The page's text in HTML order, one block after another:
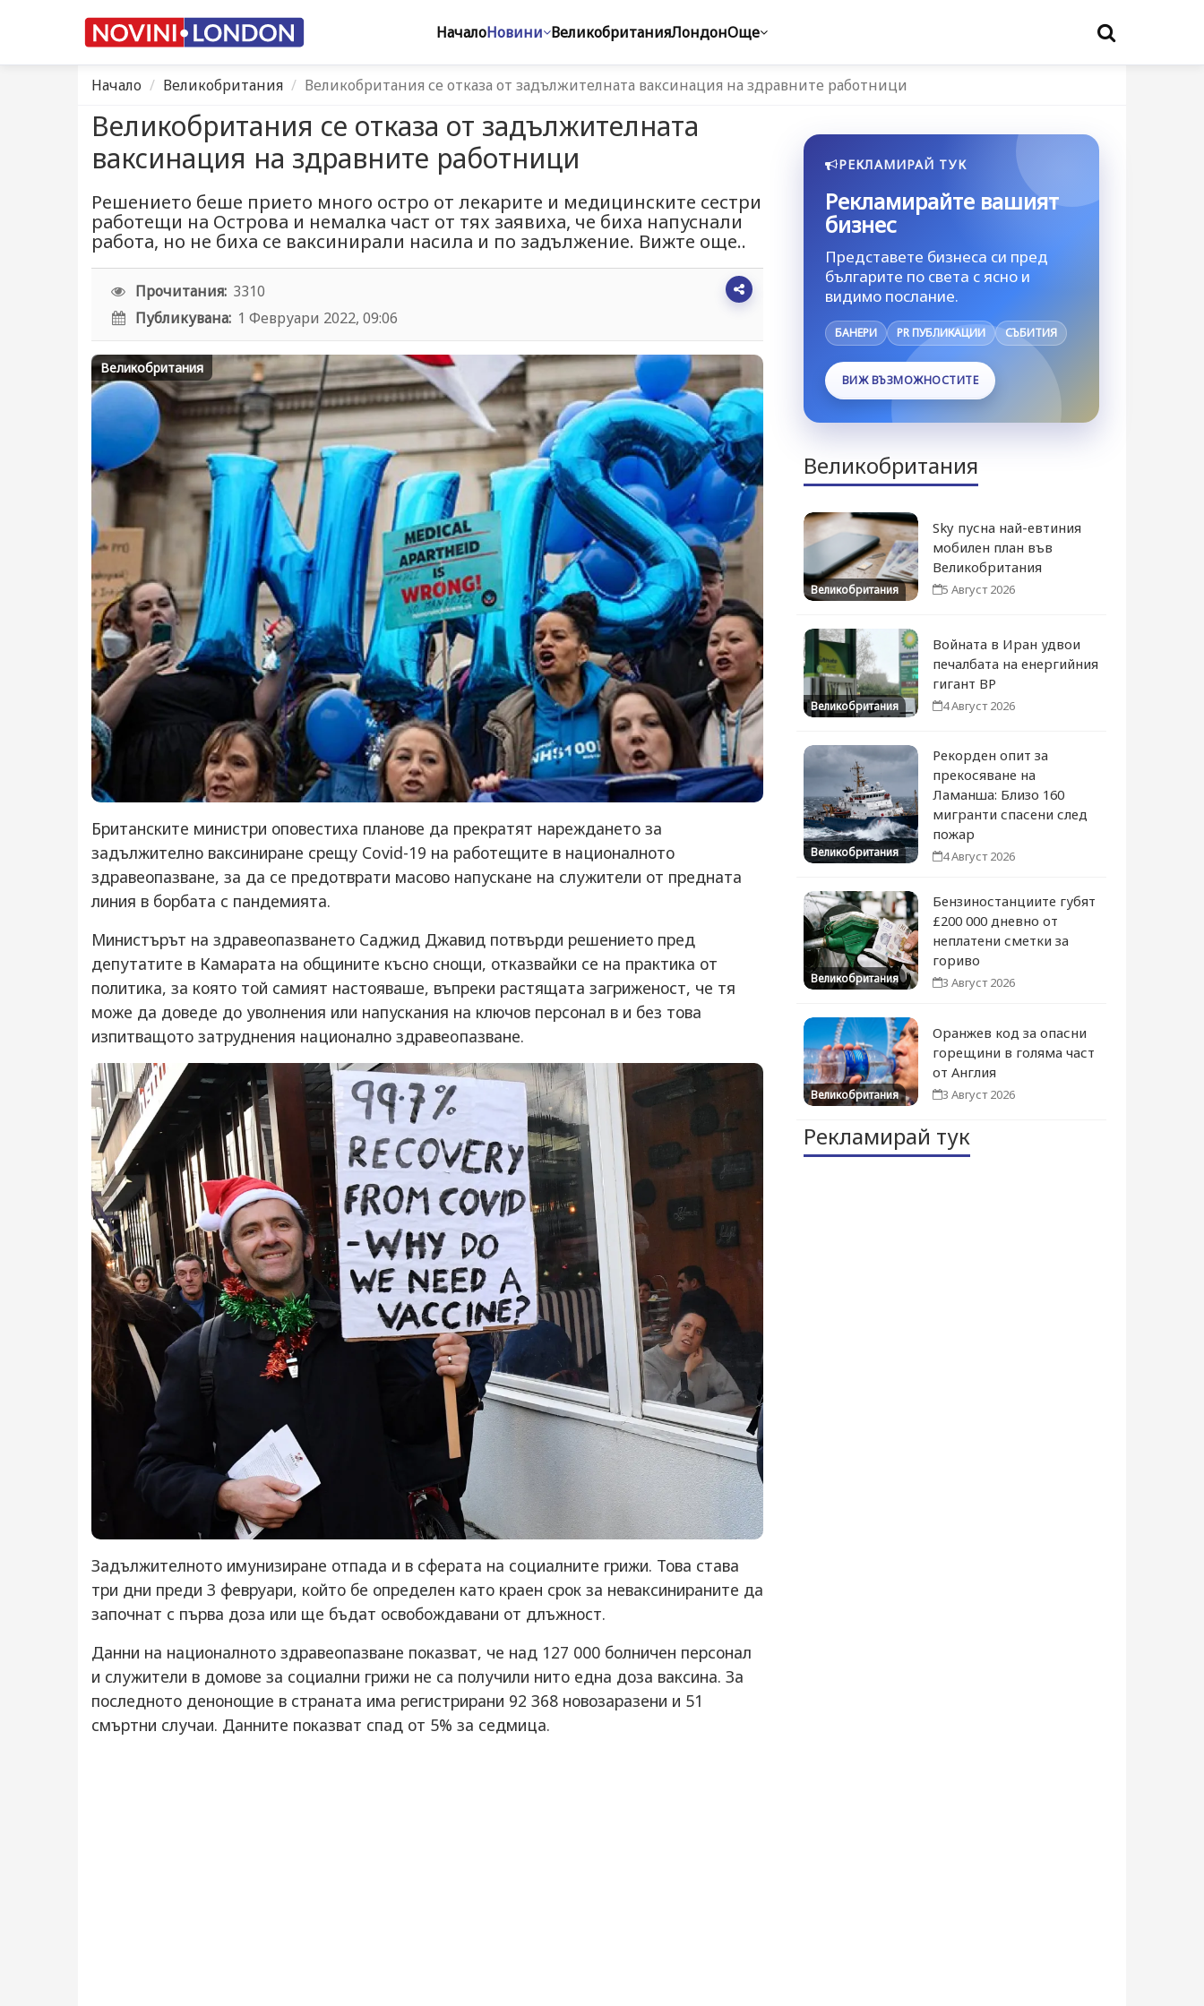
НачалоНовини ВеликобританияЛондонОще
Начало Великобритания Великобритания се отказа от задължителната ваксинация на здравните работници
Великобритания се отказа от задължителната
ваксинация на здравните работници
Решението беше прието много остро от лекарите и медицинските сестри
работещи на Острова и немалка част от тях заявиха, че биха напуснали
работа, но не биха се ваксинирали насила и по задължение. Вижте още..
Прочитания: 3310
Публикувана: 1 Февруари 2022, 09:06
Великобритания
Британските министри оповестиха планове да прекратят нареждането за
задължително ваксиниране срещу Covid-19 на работещите в националното
здравеопазване, за да се предотврати масово напускане на служители от предната
линия в борбата с пандемията.
Министърът на здравеопазването Саджид Джавид потвърди решението пред
депутатите в Камарата на общините късно снощи, отказвайки се на практика от
политика, за която той самият настояваше, въпреки растящата загриженост, че тя
може да доведе до уволнения или напускания на ключов персонал в и без това
изпитвaщото затруднения национално здравеoпaзване.
Задължителното имунизиране отпада и в сферата на социалните грижи. Това става
три дни преди 3 февруари, който бе определен като краен срок за неваксинираните да
започнат с първа доза или ще бъдат освобождавани от длъжност.
Данни на националното здравеопазване показват, че над 127 000 болничен персонал
и служители в домове за социални грижи не са получили нито една доза ваксина. За
последното денонощие в страната има регистрирани 92 368 новозаразени и 51
смъртни случаи. Дaнните показват спад от 5% за седмица.
РЕКЛАМИРАЙ ТУК
Рекламирайте вашият
бизнес
Представете бизнеса си пред
българите по света с ясно и
видимо послание.
БАНЕРИ PR ПУБЛИКАЦИИ СЪБИТИЯ
ВИЖ ВЪЗМОЖНОСТИТЕ
Великобритания
Великобритания
Sky пусна най-евтиния
мобилен план във
Великобритания
5 Август 2026
Великобритания
Войната в Иран удвои
печалбата на енергийния
гигант BP
4 Август 2026
Великобритания
Рекорден опит за
прекосяване на
Ламанша: Близо 160
мигранти спасени след
пожар
4 Август 2026
Великобритания
Бензиностанциите губят
£200 000 дневно от
неплатени сметки за
гориво
3 Август 2026
Великобритания
Оранжев код за опасни
горещини в голяма част
от Англия
3 Август 2026
Рекламирай тук